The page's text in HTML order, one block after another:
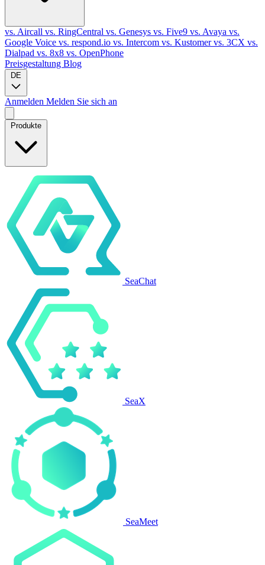
vs. Aircall vs. RingCentral vs. Genesys vs. Five9 vs. Avaya vs.
Google Voice vs. respond.io vs. Intercom vs. Kustomervs. 3CX vs.
Dialpad vs. 8x8 vs. OpenPhone
Preisgestaltung Blog
DE
Anmelden Melden Sie sich an
Produkte
SeaChat
SeaX
SeaMeet